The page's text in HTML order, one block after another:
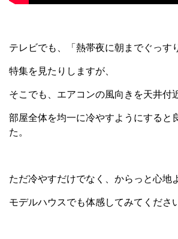
テレビでも、「熱帯夜に朝までぐっす
特集を見たりしますが、
そこでも、エアコンの風向きを天井付
部屋全体を均一に冷やすようにすると
た。
ただ冷やすだけでなく、からっと心地
モデルハウスでも体感してみてくださ